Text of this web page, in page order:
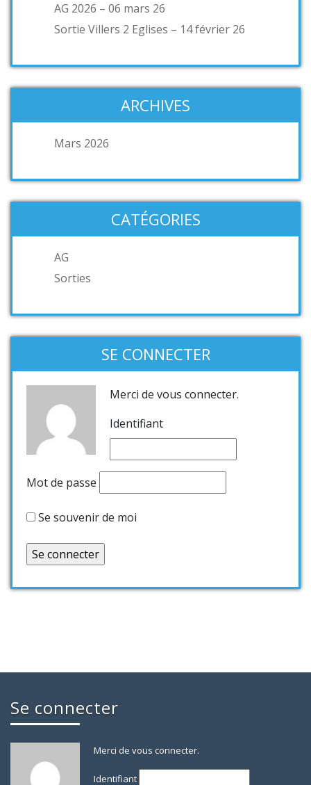
AG 2026 – 06 mars 26
Sortie Villers 2 Eglises – 14 février 26
ARCHIVES
Mars 2026
CATÉGORIES
AG
Sorties
SE CONNECTER
Merci de vous connecter.
Identifiant
Mot de passe
Se souvenir de moi
Se connecter
Merci de vous connecter.
Identifiant